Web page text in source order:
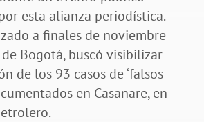
esta alianza periodística.
a finales de noviembre
Bogotá, buscó visibilizar
de los 93 casos de ‘falsos
en Casanare, en